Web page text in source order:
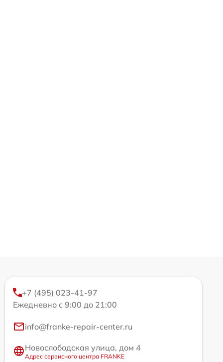
+7 (495) 023-41-97
Ежедневно с 9:00 до 21:00
info@franke-repair-center.ru
Новослободская улица, дом 4
Адрес сервисного центра FRANKE